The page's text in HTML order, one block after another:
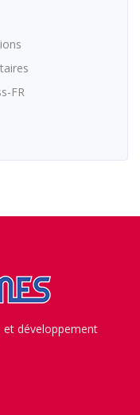
FR
et développement